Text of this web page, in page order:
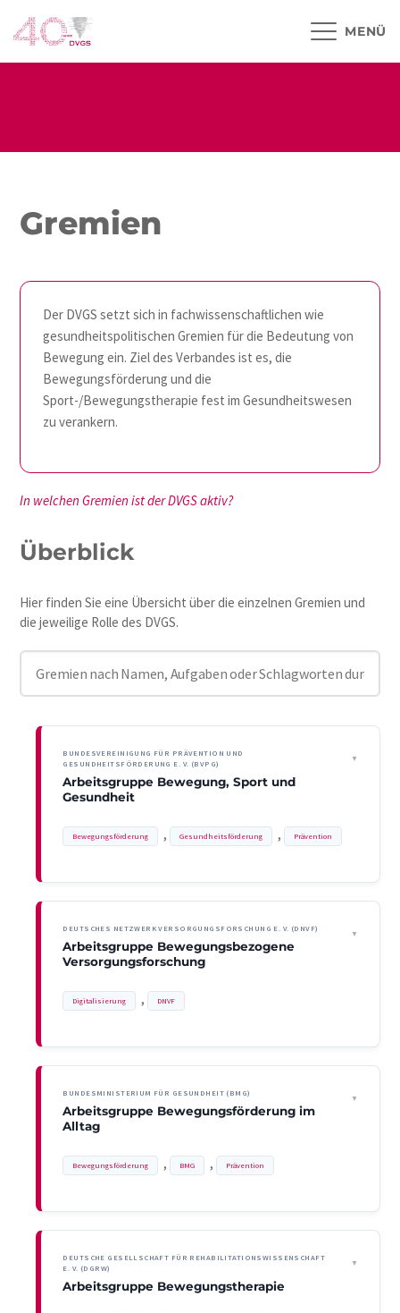
Gremien
Der DVGS setzt sich in fachwissenschaftlichen wie
gesundheitspolitischen Gremien für die Bedeutung von
Bewegung ein. Ziel des Verbandes ist es, die
Bewegungsförderung und die
Sport-/Bewegungstherapie fest im Gesundheitswesen
zu verankern.
In welchen Gremien ist der DVGS aktiv?
Überblick
Hier finden Sie eine Übersicht über die einzelnen Gremien und
die jeweilige Rolle des DVGS.
BUNDESVEREINIGUNG FÜR PRÄVENTION UND
GESUNDHEITSFÖRDERUNG E. V. (BVPG)
Arbeitsgruppe Bewegung, Sport und
Gesundheit
Bewegungsförderung , Gesundheitsförderung , Prävention
DEUTSCHES NETZWERK VERSORGUNGSFORSCHUNG E. V. (DNVF)
Arbeitsgruppe Bewegungsbezogene
Versorgungsforschung
Digitalisierung , DNVF
BUNDESMINISTERIUM FÜR GESUNDHEIT (BMG)
Arbeitsgruppe Bewegungsförderung im
Alltag
Bewegungsförderung , BMG , Prävention
DEUTSCHE GESELLSCHAFT FÜR REHABILITATIONSWISSENSCHAFT
E. V. (DGRW)
Arbeitsgruppe Bewegungstherapie
MENÜ